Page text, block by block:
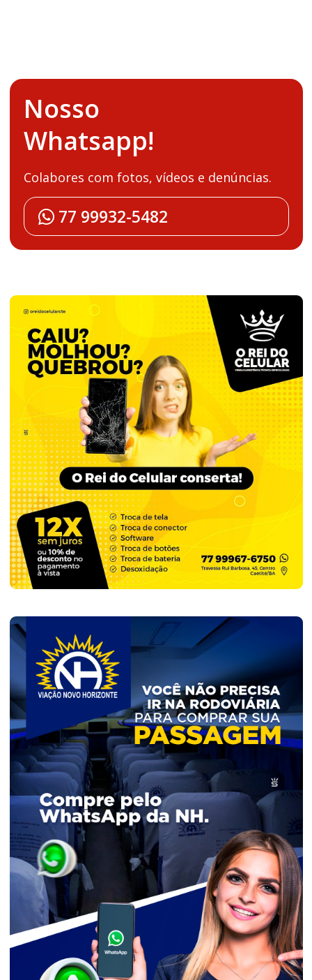
Nosso
Whatsapp!
Colabores com fotos, vídeos e denúncias.
77 99932-5482